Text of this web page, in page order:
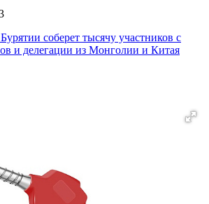
соберет тысячу участников с
и делегации из Монголии и Китая